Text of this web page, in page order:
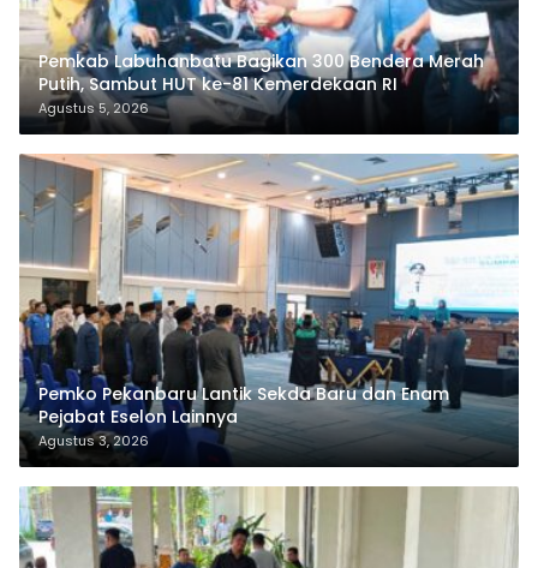
Pemkab Labuhanbatu Bagikan 300 Bendera Merah
Putih, Sambut HUT ke-81 Kemerdekaan RI
Agustus 5, 2026
Pemko Pekanbaru Lantik Sekda Baru dan Enam
Pejabat Eselon Lainnya
Agustus 3, 2026